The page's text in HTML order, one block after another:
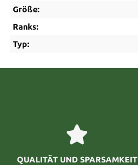
Größe:
Ranks:
Typ:
QUALITÄT UND SPARSAMKEIT